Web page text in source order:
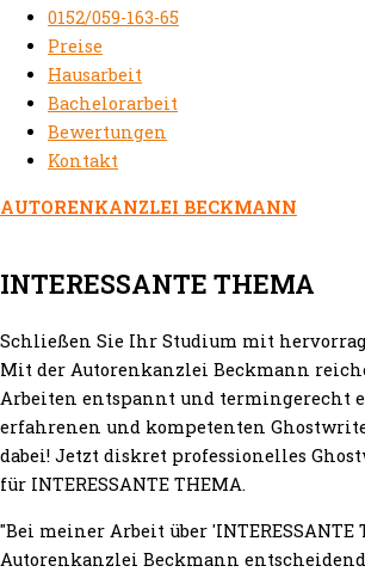
0152/059-163-65
Preise
Hausarbeit
Bachelorarbeit
Bewertungen
Kontakt
AUTORENKANZLEI BECKMANN
INTERESSANTE THEMA
Schließen Sie Ihr Studium mit
Mit der Autorenkanzlei Beckmann
Arbeiten entspannt und termingerecht
erfahrenen und kompetenten
dabei! Jetzt diskret professionelles
für INTERESSANTE THEMA.
"Bei meiner Arbeit über
Autorenkanzlei Beckmann